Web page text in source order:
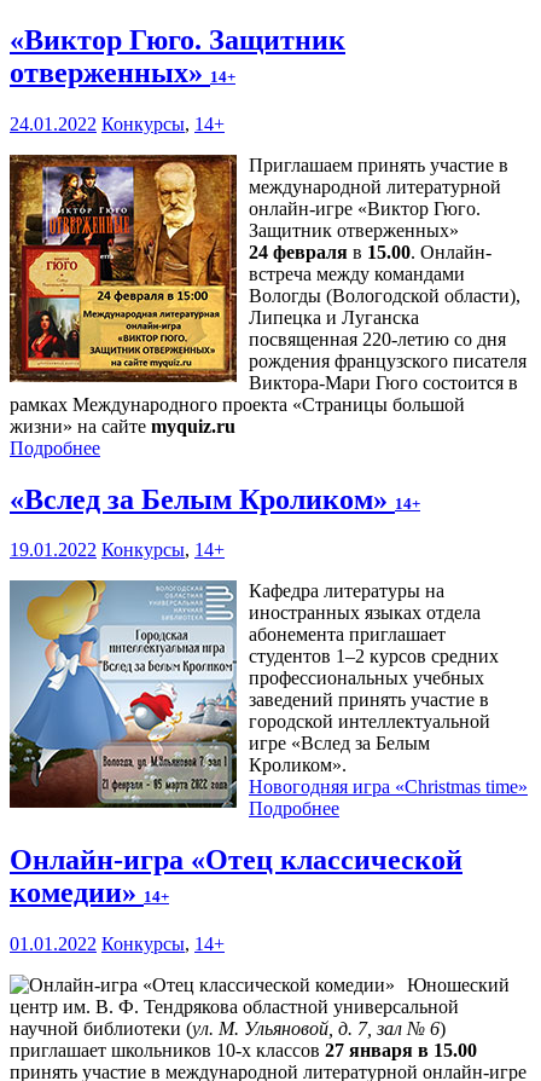
«Виктор Гюго. Защитник
отверженных» 14+
24.01.2022 Конкурсы, 14+
Приглашаем принять участие в
международной литературной
онлайн-игре «Виктор Гюго.
Защитник отверженных»
24 февраля в 15.00. Онлайн-
встреча между командами
Вологды (Вологодской области),
Липецка и Луганска
посвященная 220-летию со дня
рождения французского писателя
Виктора-Мари Гюго состоится в
рамках Международного проекта «Страницы большой
жизни» на сайте myquiz.ru
Подробнее
«Вслед за Белым Кроликом» 14+
19.01.2022 Конкурсы, 14+
Кафедра литературы на
иностранных языках отдела
абонемента приглашает
студентов 1–2 курсов средних
профессиональных учебных
заведений принять участие в
городской интеллектуальной
игре «Вслед за Белым
Кроликом».
Новогодняя игра «Christmas time»
Подробнее
Онлайн-игра «Отец классической
комедии» 14+
01.01.2022 Конкурсы, 14+
Юношеский
центр им. В. Ф. Тендрякова областной универсальной
научной библиотеки (ул. М. Ульяновой, д. 7, зал № 6)
приглашает школьников 10-х классов 27 января в 15.00
принять участие в международной литературной онлайн-игре